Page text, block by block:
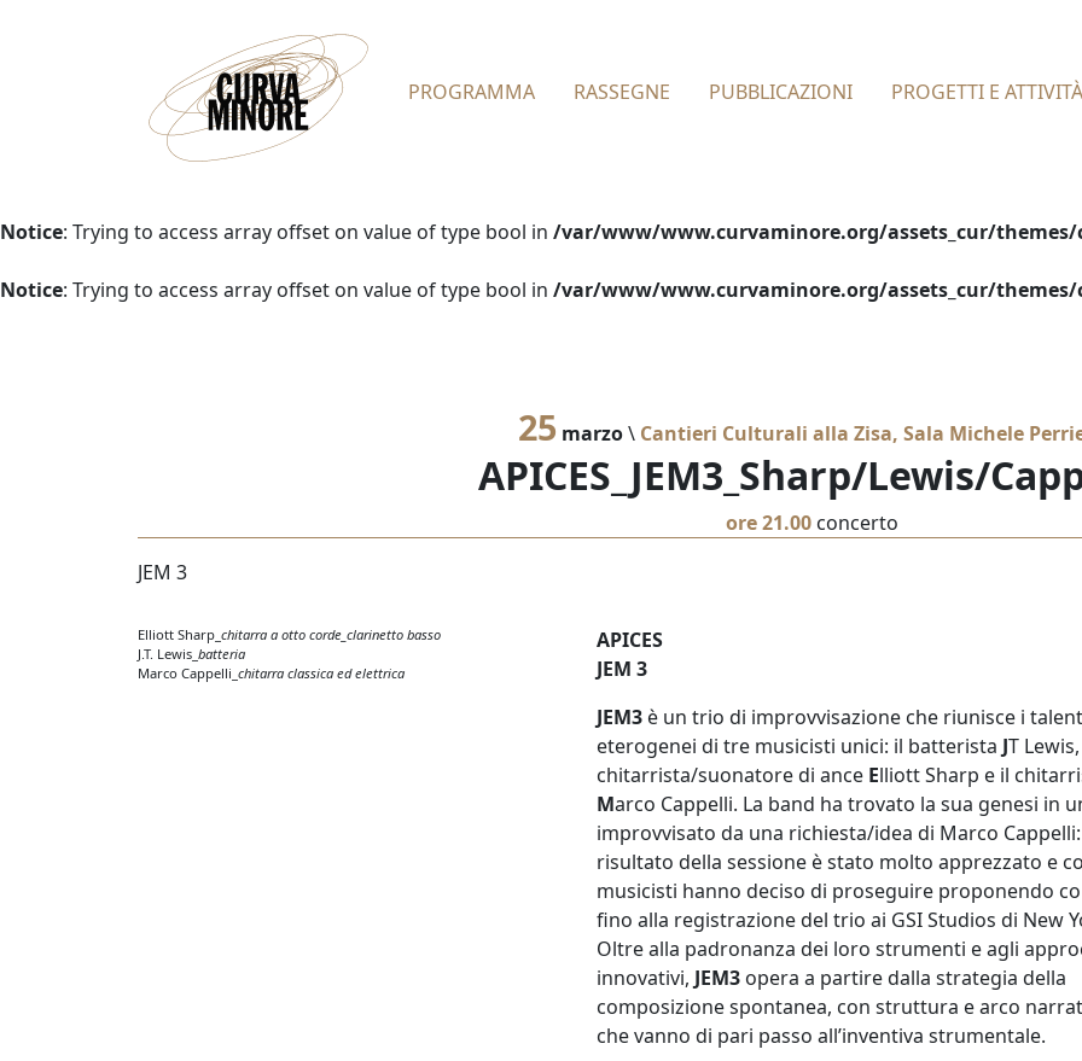
PROGRAMMA RASSEGNE PUBBLICAZIONI PROGETTI E ATTIVITÀ
Notice: Trying to access array offset on value of type bool in /var/www/www.curvaminore.org/assets_cur/
Notice: Trying to access array offset on value of type bool in /var/www/www.curvaminore.org/assets_cur/
25 marzo\ Cantieri Culturali alla Zisa, Sala Michele
APICES_JEM3_Sharp/Lewis/
ore 21.00concerto
JEM 3
Elliott Sharp_ chitarra a otto corde_clarinetto basso
J.T. Lewis_ batteria
Marco Cappelli_ chitarra classica ed elettrica
APICES
JEM 3
JEM3 è un trio di improvvisazione che riunisce i
eterogenei di tre musicisti unici: il batterista JT
chitarrista/suonatore di ance Elliott Sharp e il
Marco Cappelli. La band ha trovato la sua genesi in
improvvisato da una richiesta/idea di Marco
risultato della sessione è stato molto apprezzato e
musicisti hanno deciso di proseguire proponendo
fino alla registrazione del trio ai GSI Studios di New
Oltre alla padronanza dei loro strumenti e agli
innovativi, JEM3 opera a partire dalla strategia della
composizione spontanea, con struttura e arco
che vanno di pari passo all’inventiva strumentale.